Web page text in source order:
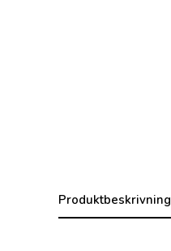
Produktbeskrivning